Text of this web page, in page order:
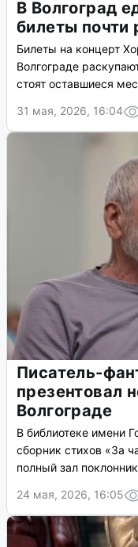
В Волгоград
билеты
Билеты на концерт
Волгограде
стоят оставшиеся
31 мая, 2026, 16:04